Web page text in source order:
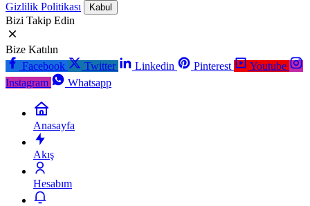
Gizlilik Politikası Kabul
Bizi Takip Edin
Bize Katılın
Facebook
Twitter Linkedin Pinterest
Youtube
Instagram
Whatsapp
Anasayfa
Akış
Hesabım